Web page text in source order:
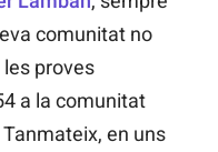
comunitat no
proves
a la comunitat
en uns